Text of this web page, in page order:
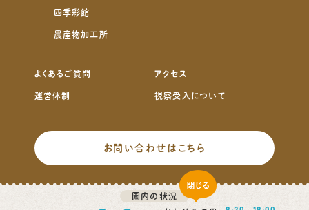
園内の状況
四季彩館
農産物加工所
よくあるご質問 アクセス
運営体制 視察受入について
お問い合わせはこちら
プライバシーポリシー